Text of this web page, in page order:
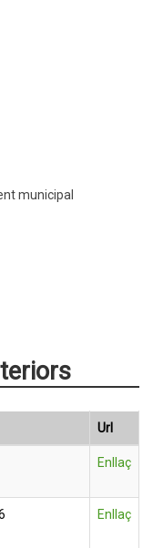
municipal
Url
Enllaç
Enllaç